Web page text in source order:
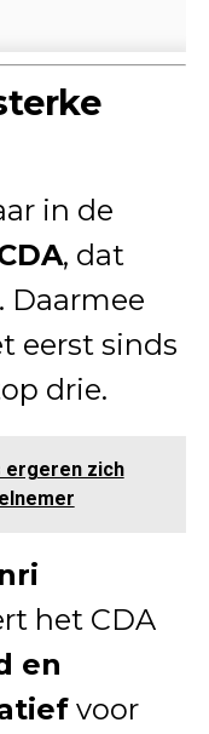
in de
, dat
Daarmee
eerst sinds
drie.
ergeren zich
het CDA
en
voor